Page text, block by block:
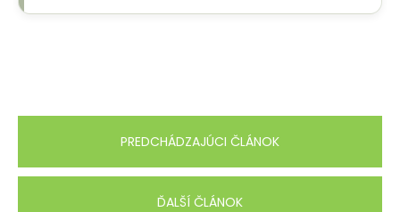
PREDCHÁDZAJÚCI ČLÁNOK
ĎALŠÍ ČLÁNOK